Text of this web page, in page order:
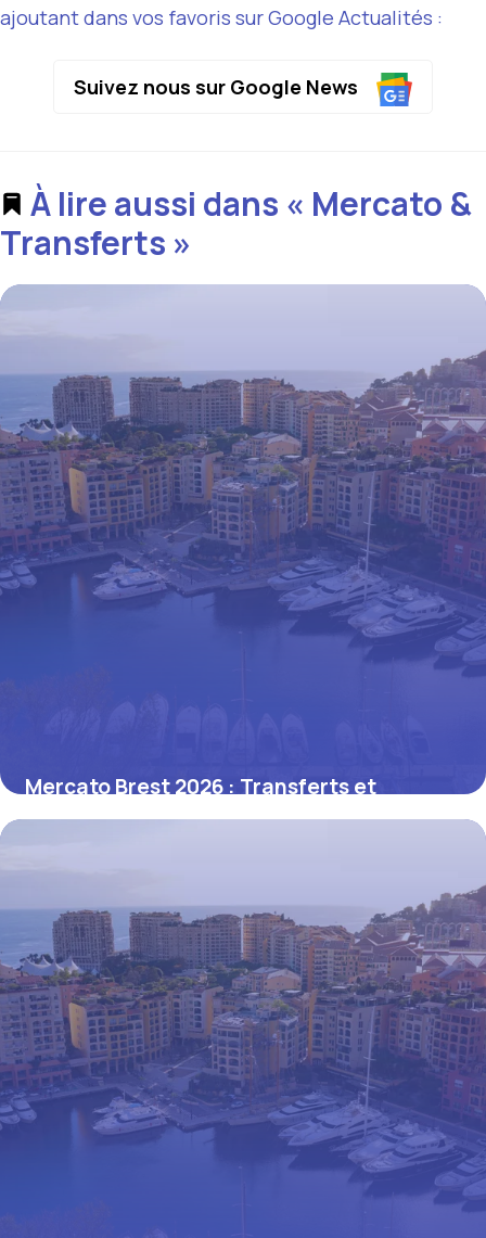
ajoutant dans vos favoris sur Google Actualités :
Suivez nous sur Google News
À lire aussi dans « Mercato &
Transferts »
Mercato Brest 2026 : Transferts et
Recrues